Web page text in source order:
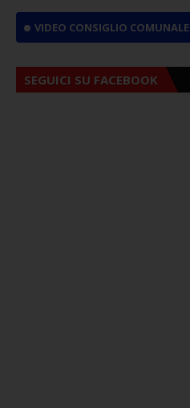
VIDEO CONSIGLIO COMUNALE
SEGUICI SU FACEBOOK